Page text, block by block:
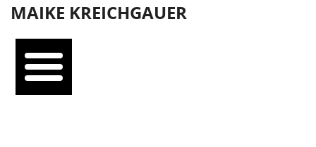
SkipMAIKE KREICHGAUER
Open
menu
Close
menu